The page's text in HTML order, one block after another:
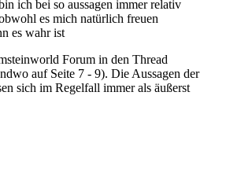
ich bei so aussagen immer relativ
es mich natürlich freuen
es wahr ist
Forum in den Thread
auf Seite 7 - 9). Die Aussagen der
sich im Regelfall immer als äußerst